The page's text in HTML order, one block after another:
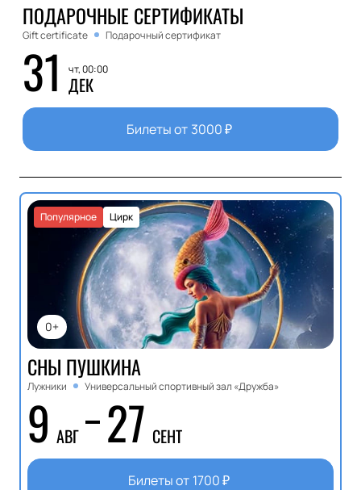
ПОДАРОЧНЫЕ СЕРТИФИКАТЫ
Gift certificate Подарочный сертификат
31 чт, 00:00
ДЕК
Билеты от 3000₽
0+
Цирк
Популярное
СНЫ ПУШКИНА
Лужники Универсальный спортивный зал «Дружба»
9 АВГ 27 СЕНТ
Билеты от 1700₽